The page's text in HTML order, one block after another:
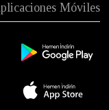
Móviles